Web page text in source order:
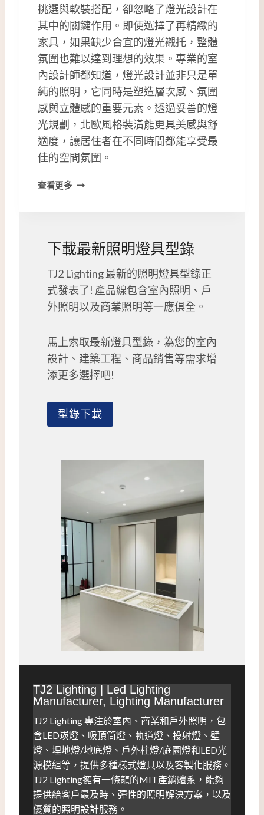
挑選與軟裝搭配，卻忽略了燈光設計在
其中的關鍵作用。即使選擇了再精緻的
家具，如果缺少合宜的燈光襯托，整體
氛圍也難以達到理想的效果。專業的室
內設計師都知道，燈光設計並非只是單
純的照明，它同時是塑造層次感、氛圍
感與立體感的重要元素。透過妥善的燈
光規劃，北歐風格裝潢能更具美感與舒
適度，讓居住者在不同時間都能享受最
佳的空間氛圍。
查看更多北
潢
設
計
師
5
大
燈
計
技
秒
升
級
！
下載最新照明燈具型錄
TJ2 Lighting 最新的照明燈具型錄正
式發表了! 產品線包含室內照明、戶
外照明以及商業照明等一應俱全。
馬上索取最新燈具型錄，為您的室內
設計、建築工程、商品銷售等需求增
添更多選擇吧!
型錄下載
TJ2 Lighting | Led Lighting
Manufacturer, Lighting Manufacturer
TJ2 Lighting 專注於室內、商業和戶外照明，包
含LED崁燈、吸頂筒燈、軌道燈、投射燈、壁
燈、埋地燈/地底燈、戶外柱燈/庭園燈和LED光
源模組等，提供多種樣式燈具以及客製化服務。
TJ2 Lighting擁有一條龍的MIT產銷體系，能夠
提供給客戶最及時、彈性的照明解決方案，以及
優質的照明設計服務。